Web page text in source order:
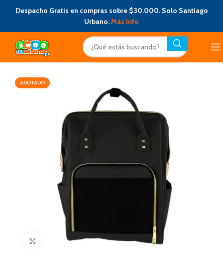
Despacho Gratis en compras sobre $30.000. Solo Santiago
Urbano.Más Info
AGOTADO
Click to enlarge